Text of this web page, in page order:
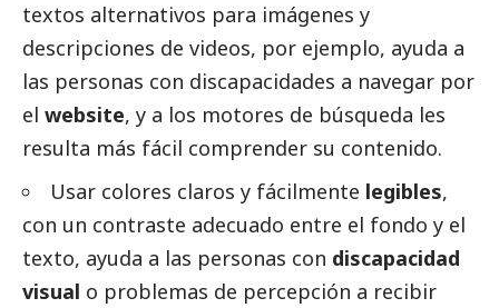
textos alternativos para imágenes y
descripciones de videos, por ejemplo, ayuda a
las personas con discapacidades a navegar por
el website, y a los motores de búsqueda les
resulta más fácil comprender su contenido.
Usar colores claros y fácilmente legibles,
con un contraste adecuado entre el fondo y el
texto, ayuda a las personas con discapacidad
visual o problemas de percepción a recibir